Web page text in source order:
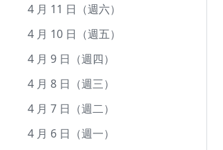
12 月 4 日（週五）
12 月 3 日（週四）
12 月 2 日（週三）
12 月 1 日（週二）
11 月 4 日（週三）
11 月 3 日（週二）
11 月 2 日（週一）
11 月 1 日（週日）
10 月 6 日（週二）
10 月 5 日（週一）
10 月 4 日（週日）
10 月 3 日（週六）
10 月 2 日（週五）
10 月 1 日（週四）
9 月 6 日（週日）
9 月 5 日（週六）
9 月 4 日（週五）
9 月 3 日（週四）
9 月 2 日（週三）
9 月 1 日（週二）
8 月 8 日（週六）
8 月 7 日（週五）
8 月 6 日（週四）
8 月 5 日（週三）
8 月 4 日（週二）
8 月 3 日（週一）
7 月 9 日（週四）
7 月 8 日（週三）
7 月 7 日（週二）
7 月 6 日（週一）
7 月 5 日（週日）
7 月 4 日（週六）
6 月 9 日（週二）
6 月 8 日（週一）
6 月 7 日（週日）
6 月 6 日（週六）
6 月 5 日（週五）
6 月 4 日（週四）
5 月 11 日（週一）
5 月 10 日（週日）
5 月 9 日（週六）
5 月 8 日（週五）
5 月 7 日（週四）
5 月 6 日（週三）
4 月 11 日（週六）
4 月 10 日（週五）
4 月 9 日（週四）
4 月 8 日（週三）
4 月 7 日（週二）
4 月 6 日（週一）